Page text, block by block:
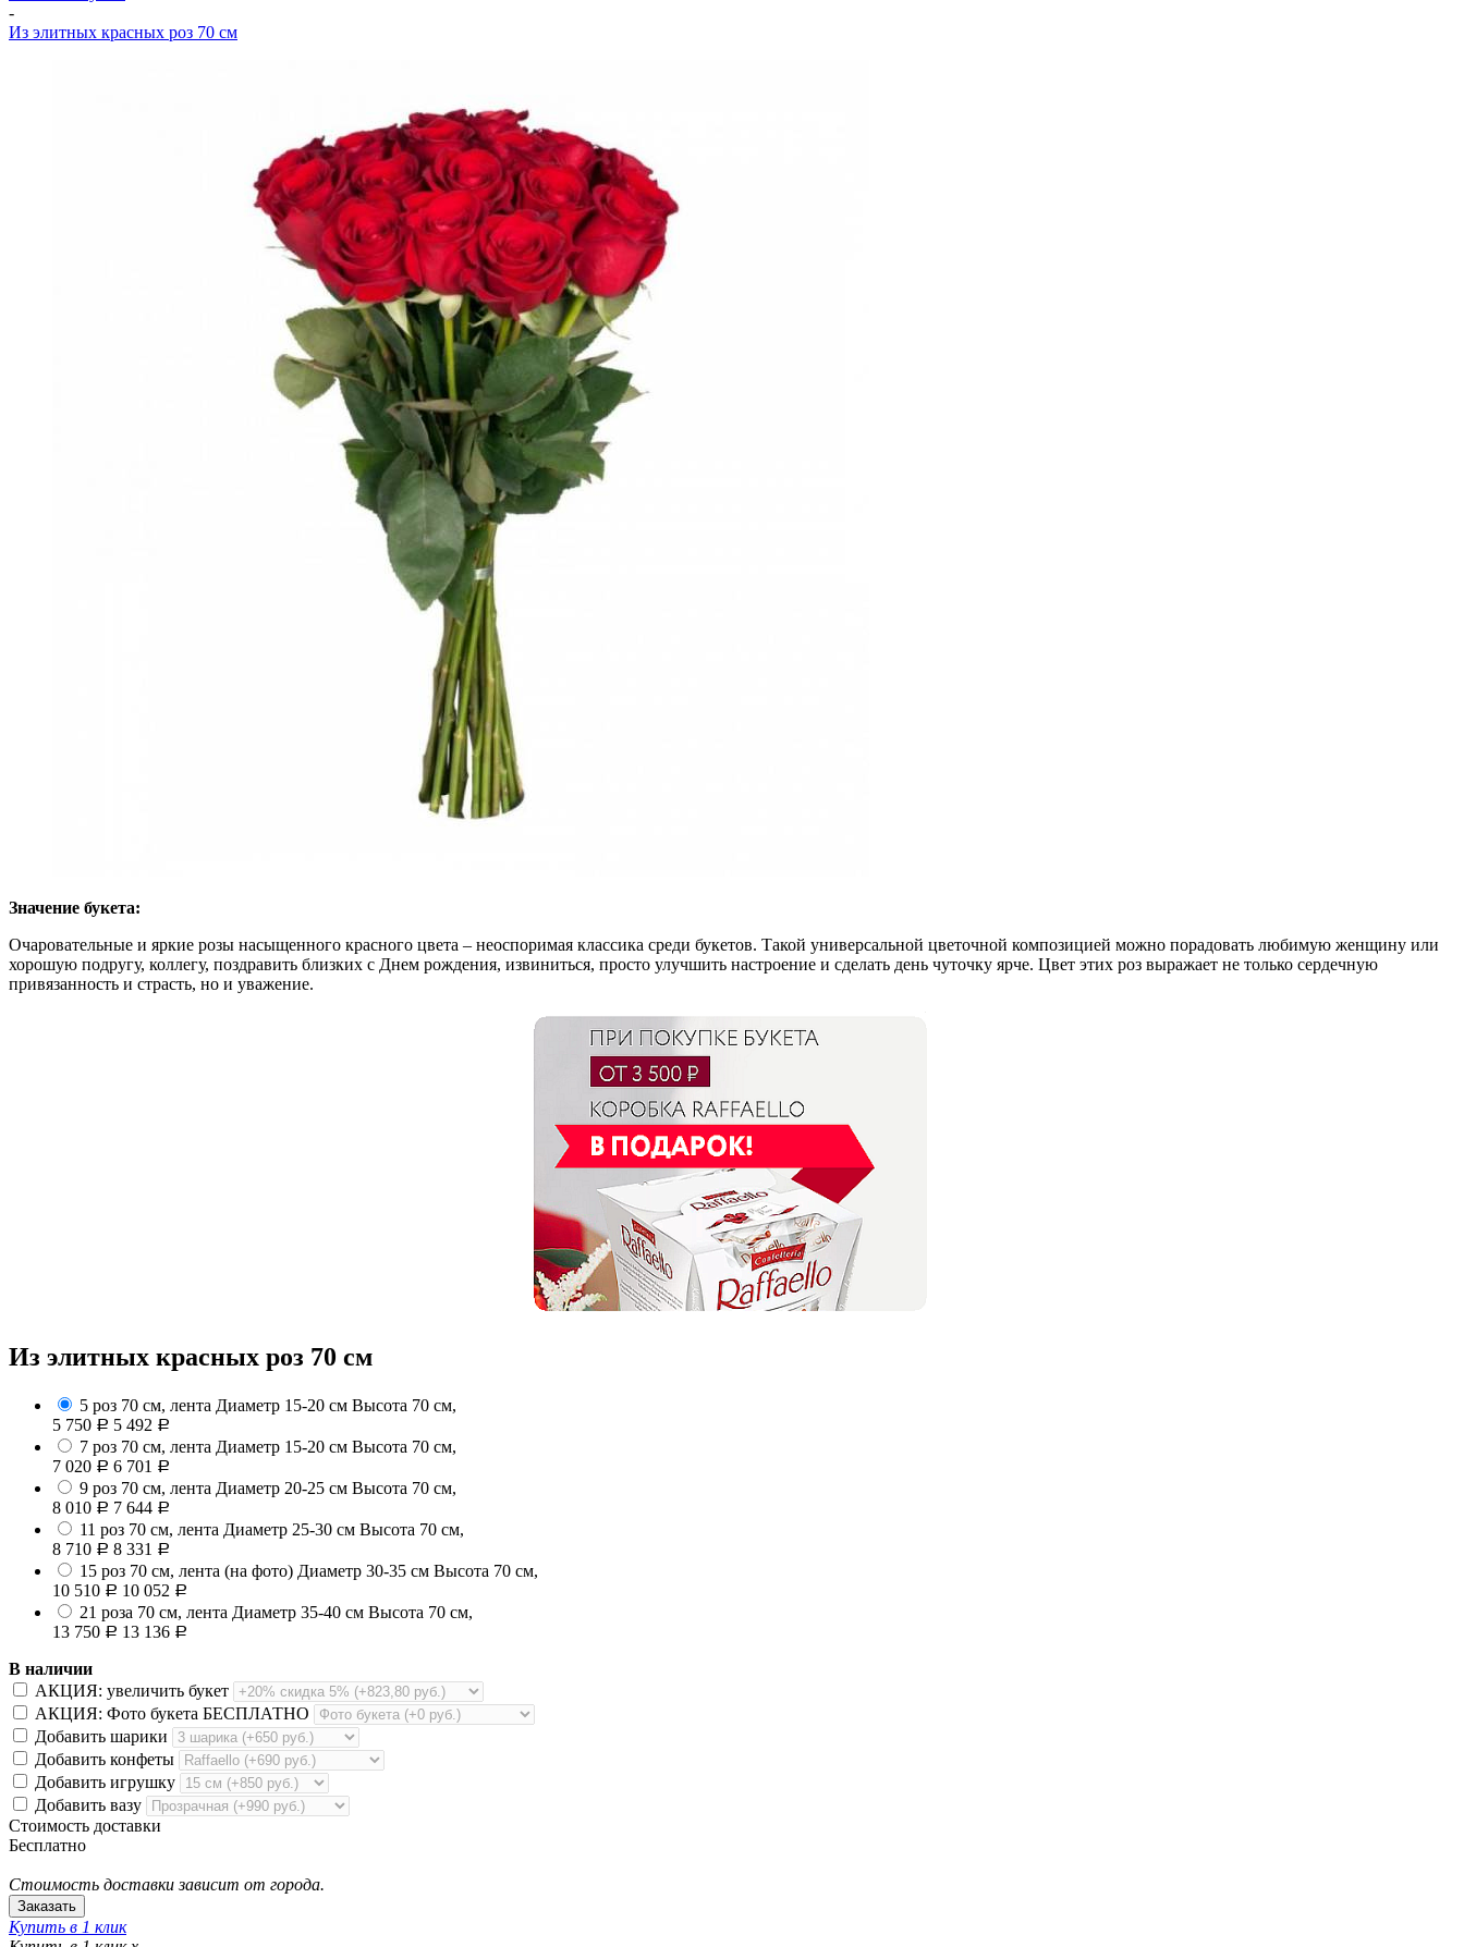
-
Из элитных красных роз 70 см
Значение букета:
Очаровательные и яркие розы насыщенного красного цвета – неоспоримая классика среди букетов. Такой универсальной цветочной композицией можно порадовать любимую женщину или
хорошую подругу, коллегу, поздравить близких с Днем рождения, извиниться, просто улучшить настроение и сделать день чуточку ярче. Цвет этих роз выражает не только сердечную
привязанность и страсть, но и уважение.
Из элитных красных роз 70 см
5 роз 70 см, лента Диаметр 15-20 см Высота 70 см,
5 750 Р 5 492 Р
7 роз 70 см, лента Диаметр 15-20 см Высота 70 см,
7 020 Р 6 701 Р
9 роз 70 см, лента Диаметр 20-25 см Высота 70 см,
8 010 Р 7 644 Р
11 роз 70 см, лента Диаметр 25-30 см Высота 70 см,
8 710 Р 8 331 Р
15 роз 70 см, лента (на фото) Диаметр 30-35 см Высота 70 см,
10 510 Р 10 052 Р
21 роза 70 см, лента Диаметр 35-40 см Высота 70 см,
13 750 Р 13 136 Р
В наличии
АКЦИЯ: увеличить букет
АКЦИЯ: Фото букета БЕСПЛАТНО
Добавить шарики
Добавить конфеты
Добавить игрушку
Добавить вазу
Стоимость доставки
Бесплатно
Стоимость доставки зависит от города.
Купить в 1 клик